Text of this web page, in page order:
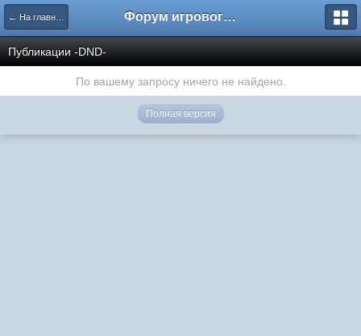
← На главную Форум игрового проекта Riverrise
Публикации -DND-
По вашему запросу ничего не найдено.
Полная версия